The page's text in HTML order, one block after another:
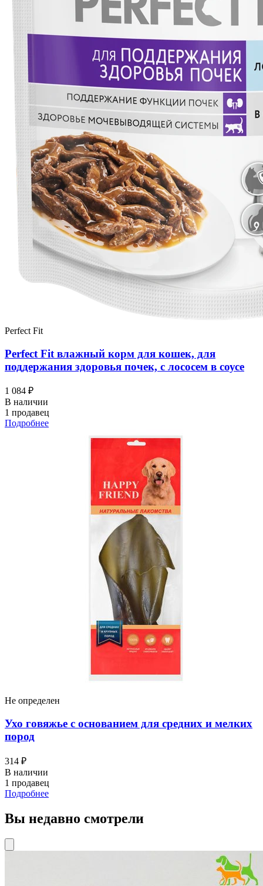
Perfect Fit
Perfect Fit влажный корм для кошек, для
поддержания здоровья почек, с лососем в соусе
1 084 ₽
В наличии
1 продавец
Подробнее
Не определен
Ухо говяжье с основанием для средних и мелких
пород
314 ₽
В наличии
1 продавец
Подробнее
Вы недавно смотрели